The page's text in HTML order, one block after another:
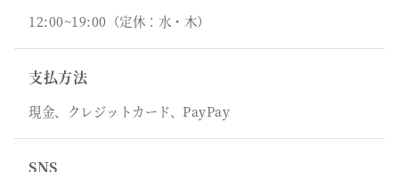
12:00~19:00（定休：水・木）
支払方法
現金、クレジットカード、PayPay
SNS